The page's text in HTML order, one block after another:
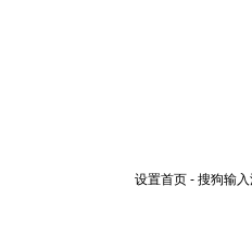
设置首页 - 搜狗输